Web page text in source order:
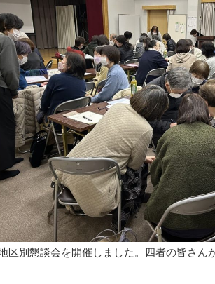
別懇談会を開催しました。四者の皆さん